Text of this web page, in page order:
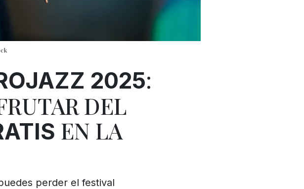
2025:
DEL
EN LA
perder el festival